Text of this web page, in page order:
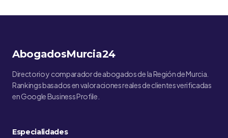
AbogadosMurcia24
Directorio y comparador de abogados de la Región de Murcia.
Rankings basados en valoraciones reales de clientes verificadas
en Google Business Profile.
Especialidades